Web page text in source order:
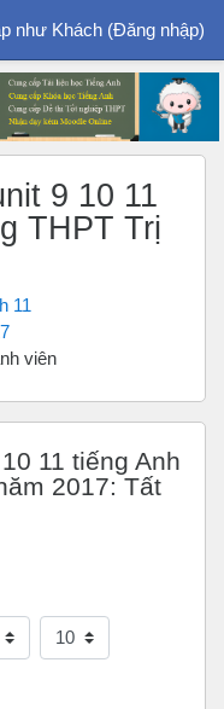
như Khách (Đăng nhập)
9 10 11
THPT Trị
11
viên
11 tiếng Anh
2017: Tất
Giờ